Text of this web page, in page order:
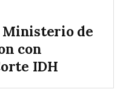
Ministerio de
con
IDH